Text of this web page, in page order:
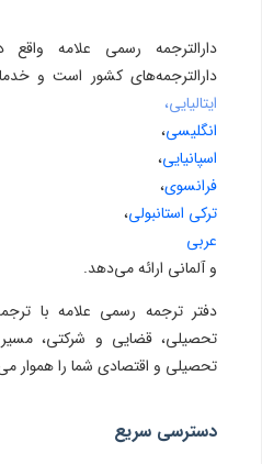
دارالترجمه رسمی علامه واقع
دارالترجمه‌های کشور است و
ایتالیایی،
انگلیسی،
اسپانیایی،
فرانسوی،
ترکی استانبولی،
عربی
و آلمانی ارائه می‌دهد.
دفتر ترجمه رسمی علامه با
تحصیلی، قضایی و شرکتی،
تحصیلی و اقتصادی شما را هموار
دسترسی سریع